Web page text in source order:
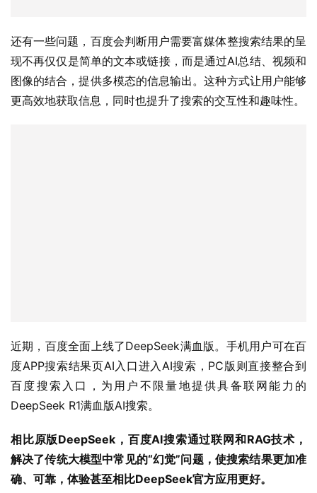
近期，百度全面上线了DeepSeek满血版。手机用户可在百
度APP搜索结果页AI入口进入AI搜索，PC版则直接整合到
百度搜索入口，为用户不限量地提供具备联网能力的